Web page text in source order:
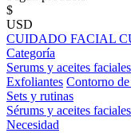
$
USD
CUIDADO FACIAL
Categoría
Serums y aceites faciales
Exfoliantes Contorno
Sets y rutinas
Sérums y aceites faciales
Necesidad